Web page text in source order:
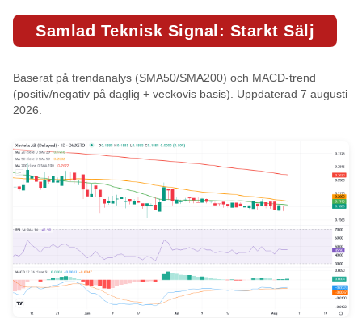
Samlad Teknisk Signal: Starkt Sälj
Baserat på trendanalys (SMA50/SMA200) och MACD-trend
(positiv/negativ på daglig + veckovis basis). Uppdaterad 7 augusti
2026.